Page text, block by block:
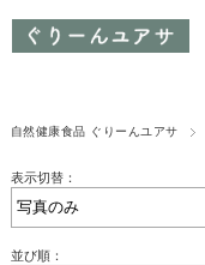
自然健康食品 ぐりーんユアサ
表示切替：
並び順：